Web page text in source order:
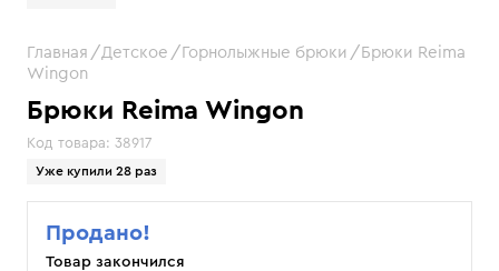
Брюки Reima Wingon
Код товара: 38917
Уже купили 28 раз
Главная Детское Горнолыжные брюки
Брюки Reima
Wingon
Продано!
Товар закончился